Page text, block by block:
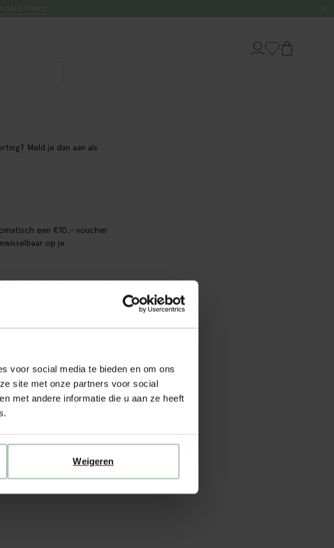
voor social media te bieden en om ons
site met onze partners voor social
met andere informatie die u aan ze heeft
Weigeren
Meld je dan aan als
een €10,- voucher
op je
dan hier jouw gespaarde
De voucher is online of in